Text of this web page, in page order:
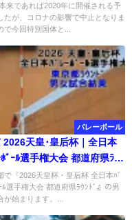
来であれば2020年に開催される予
たが、コロナの影響で中止となりま
で今回特別国体と...
バレーボール
2026天皇･皇后杯｜全日本
ﾎﾞｰﾙ選手権大会 都道府県ﾗｳﾝ
合結果
で『2026天皇杯・皇后杯 全日本ﾊﾞ
ﾙ選手権大会 都道府県ﾗｳﾝﾄﾞ』の男
が始まります。...